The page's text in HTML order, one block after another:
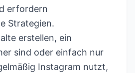
erfordern
Strategien.
erstellen, ein
sind oder einfach nur
Instagram nutzt,